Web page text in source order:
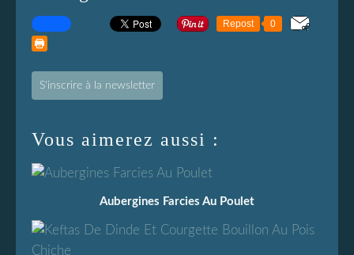
Repost 0
S'inscrire à la newsletter
Vous aimerez aussi :
Aubergines Farcies Au Poulet